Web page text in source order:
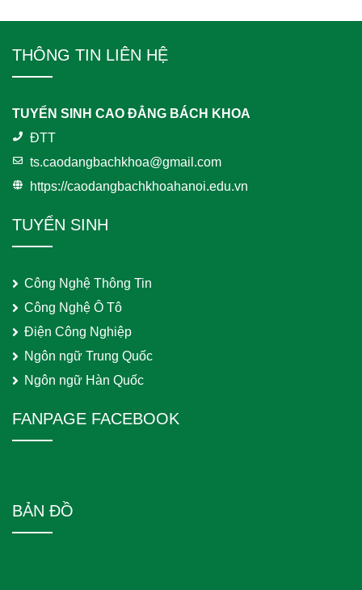
THÔNG TIN LIÊN HỆ
TUYỂN SINH CAO ĐẲNG BÁCH KHOA
ĐTT
ts.caodangbachkhoa@gmail.com
https://caodangbachkhoahanoi.edu.vn
TUYỂN SINH
Công Nghệ Thông Tin
Công Nghệ Ô Tô
Điện Công Nghiệp
Ngôn ngữ Trung Quốc
Ngôn ngữ Hàn Quốc
FANPAGE FACEBOOK
BẢN ĐỒ